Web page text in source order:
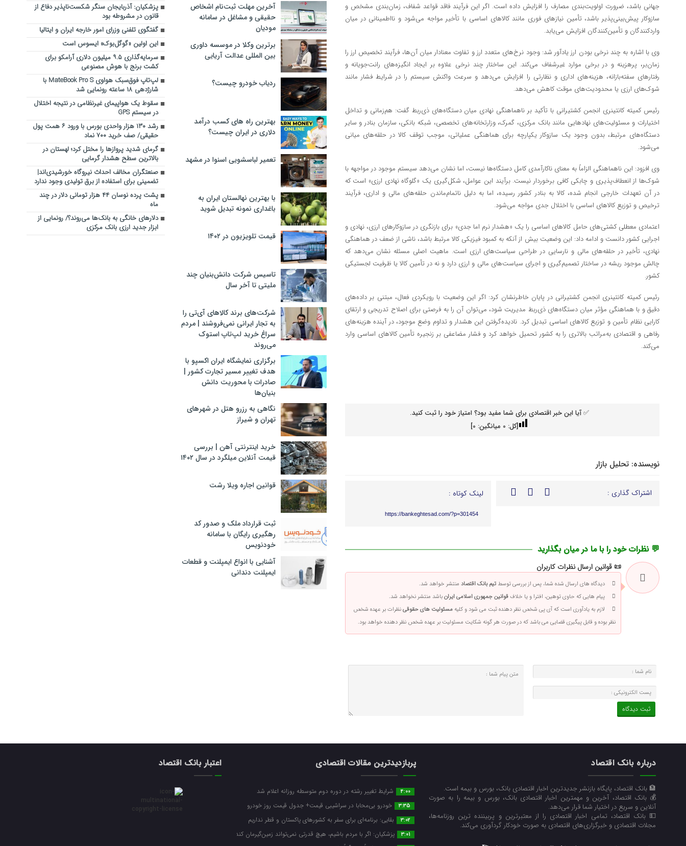
جهانی باشد، ضرورت اولویت‌بندی مصارف را افزایش داده است. اگر این فرآیند فاقد قواعد شفاف، زمان‌بندی مشخص و
سازوکار پیش‌بینی‌پذیر باشد، تأمین نیازهای فوری مانند کالاهای اساسی با تأخیر مواجه می‌شود و نااطمینانی در میان
واردکنندگان و تأمین‌کنندگان افزایش می‌یابد.
وی با اشاره به چند نرخی بودن ارز یادآور شد: وجود نرخ‌های متعدد ارز و تفاوت معنادار میان آن‌ها، فرآیند تخصیص ارز را
زمان‌بر، پرهزینه و در برخی موارد غیرشفاف می‌کند. این ساختار چند نرخی علاوه بر ایجاد انگیزه‌های رانت‌جویانه و
رفتارهای سفته‌بازانه، هزینه‌های اداری و نظارتی را افزایش می‌دهد و سرعت واکنش سیستم را در شرایط فشار مانند
شوک‌های ارزی یا محدودیت‌های موقت کاهش می‌دهد.
رئیس کمیته کانتینری انجمن کشتیرانی با تأکید بر ناهماهنگی نهادی میان دستگاه‌های ذی‌ربط گفت: هم‌زمانی و تداخل
اختیارات و مسئولیت‌های نهادهایی مانند بانک مرکزی، گمرک، وزارتخانه‌های تخصصی، شبکه بانکی، سازمان بنادر و سایر
دستگاه‌های مرتبط، بدون وجود یک سازوکار یکپارچه برای هماهنگی عملیاتی، موجب توقف کالا در حلقه‌های میانی
می‌شود.
وی افزود: این ناهماهنگی الزاماً به معنای ناکارآمدی کامل دستگاه‌ها نیست، اما نشان می‌دهد سیستم موجود در مواجهه با
شوک‌ها از انعطاف‌پذیری و چابکی کافی برخوردار نیست. برآیند این عوامل، شکل‌گیری یک «گلوگاه نهادی ارزی» است که
در آن تعهدات خارجی انجام شده، کالا به بنادر کشور رسیده، اما به دلیل ناتمام‌ماندن حلقه‌های مالی و اداری، فرآیند
ترخیص و توزیع کالاهای اساسی با اختلال جدی مواجه می‌شود.
اعتمادی معطلی کشتی‌های حامل کالاهای اساسی را یک «هشدار نرم اما جدی» برای بازنگری در سازوکارهای ارزی، نهادی و
اجرایی کشور دانست و ادامه داد: این وضعیت بیش از آنکه به کمبود فیزیکی کالا مرتبط باشد، ناشی از ضعف در هماهنگی
نهادی، تأخیر در حلقه‌های مالی و نارسایی در طراحی سیاست‌های ارزی است. ماهیت اصلی مسئله نشان می‌دهد که
چالش موجود ریشه در ساختار تصمیم‌گیری و اجرای سیاست‌های مالی و ارزی دارد و نه در تأمین کالا یا ظرفیت لجستیکی
کشور.
رئیس کمیته کانتینری انجمن کشتیرانی در پایان خاطرنشان کرد: اگر این وضعیت با رویکردی فعال، مبتنی بر داده‌های
دقیق و با هماهنگی مؤثر میان دستگاه‌های ذی‌ربط مدیریت شود، می‌توان آن را به فرصتی برای اصلاح تدریجی و ارتقای
کارایی نظام تأمین و توزیع کالاهای اساسی تبدیل کرد. نادیده‌گرفتن این هشدار و تداوم وضع موجود، در آینده هزینه‌های
رفاهی و اقتصادی به‌مراتب بالاتری را به کشور تحمیل خواهد کرد و فشار مضاعفی بر زنجیره تأمین کالاهای اساسی وارد
می‌کند.
✅ آیا این خبر اقتصادی برای شما مفید بود؟ امتیاز خود را ثبت کنید.
[کل: 0 میانگین: 0
]
نویسنده: تحلیل بازار
اشتراک گذاری : لینک کوتاه :
https://bankeghtesad.com/?p=301454
💬 نظرات خود را با ما در میان بگذارید
📜 قوانین ارسال نظرات کاربران
دیدگاه های ارسال شده شما، پس از بررسی توسط تیم بانک اقتصاد منتشر خواهد شد.
پیام هایی که حاوی توهین، افترا و یا خلاف قوانین جمهوری اسلامی ایرانباشد منتشر نخواهد شد.
لازم به یادآوری است که آی پی شخص نظر دهنده ثبت می شود و کلیه مسئولیت های حقوقینظرات بر عهده شخص
نظر بوده و قابل پیگیری قضایی می باشد که در صورت هر گونه شکایت مسئولیت بر عهده شخص نظر دهنده خواهد بود.
آخرین مهلت ثبت‌نام اشخاص
حقیقی و مشاغل در سامانه
مودیان
برترین وکلا در موسسه داوری
بین المللی عدالت آریایی
ردیاب خودرو چیست؟
بهترین راه های کسب درآمد
دلاری در ایران چیست؟
تعمیر لباسشویی اسنوا در مشهد
با بهترین نهالستان ایران به
باغداری نمونه تبدیل شوید
قیمت تلویزیون در ۱۴۰۲
تاسیس شرکت دانش‌بنیان چند
ملیتی تا آخر سال
شرکت‌های برند کالاهای آی‌تی را
به تجار ایرانی نمی‌فروشند | مردم
سراغ خرید لپ‌تاپ استوک
می‌روند
برگزاری نمایشگاه ایران اکسپو با
هدف تغییر مسیر تجارت کشور |
صادرات با محوریت دانش
بنیان‌ها
نگاهی به رزرو هتل در شهرهای
تهران و شیراز
خرید اینترنتی آهن | بررسی
قیمت آنلاین میلگرد در سال ۱۴۰۲
قوانین اجاره ویلا رشت
ثبت قرارداد ملک و صدور کد
رهگیری رایگان با سامانه
خودنویس
آشنایی با انواع ایمپلنت و قطعات
ایمپلنت دندانی
پزشکیان: آذربایجان سنگر شکست‌ناپذیر دفاع از
قانون در مشروطه بود
گفتگوی تلفنی وزرای امور خارجه ایران و ایتالیا
این اولین «گوگل‌بوک» ایسوس است
سرمایه‌گذاری ۹.۵ میلیون دلاری آرامکو برای
کشت برنج با هوش مصنوعی
لپ‌تاپ فوق‌سبک هواوی MateBook Pro S با
شارژدهی ۱۸ ساعته رونمایی شد
سقوط یک هواپیمای غیرنظامی در نتیجه اختلال
در سیستم‌ GPS
رشد ۱۳۰ هزار واحدی بورس با ورود ۶ همت پول
حقیقی/ صف خرید ۷۰۰ نماد
گرمای شدید پروازها را مختل کرد؛ لهستان در
بالاترین سطح هشدار گرمایی
صنعتگران مخالف احداث نیروگاه خورشیدی‌اند|
تضمینی برای استفاده از برق تولیدی وجود ندارد
پشت پرده نوسان ۴۴ هزار تومانی دلار در چند
ماه
دلارهای خانگی به بانک‌ها می‌روند؟/ رونمایی از
ابزار جدید ارزی بانک مرکزی
درباره بانک اقتصاد
🏦 بانک اقتصاد، پایگاه بازنشر جدیدترین اخبار اقتصادی بانک، بورس و بیمه است.
💰 بانک اقتصاد، آخرین و مهمترین اخبار اقتصادی بانک، بورس و بیمه را به صورت
آنلاین و سریع در اختیار شما قرار می‌‌دهد.
💵 بانک اقتصاد، تمامی اخبار اقتصادی را از معتبرترین و پربیننده ترین روزنامه‌ها،
مجلات اقتصادی و خبرگزاری‌های اقتصادی به صورت خودکار گردآوری می‌کند.
پربازدیدترین مقالات اقتصادی
4:00 شرایط تغییر رشته در دوره دوم متوسطه روزانه اعلام شد
3:35 خودرو بی‌محابا در سراشیبی قیمت+ جدول قیمت روز خودرو
3:02 بقایی: برنامه‌ای برای سفر به کشورهای پاکستان و قطر نداریم
3:01 پزشکیان: اگر با مردم باشیم، هیچ قدرتی نمی‌تواند زمین‌گیرمان کند
اعتبار بانک اقتصاد